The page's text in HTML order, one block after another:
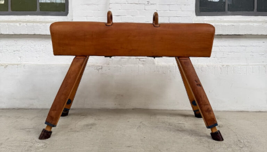
SKLAD
VELKOOBCHOD
KONTAKT